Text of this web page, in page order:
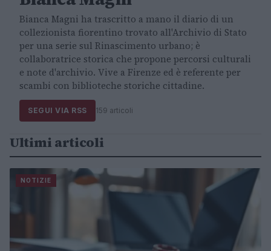
Bianca Magni ha trascritto a mano il diario di un
collezionista fiorentino trovato all'Archivio di Stato
per una serie sul Rinascimento urbano; è
collaboratrice storica che propone percorsi culturali
e note d'archivio. Vive a Firenze ed è referente per
scambi con biblioteche storiche cittadine.
SEGUI VIA RSS 159 articoli
Ultimi articoli
NOTIZIE